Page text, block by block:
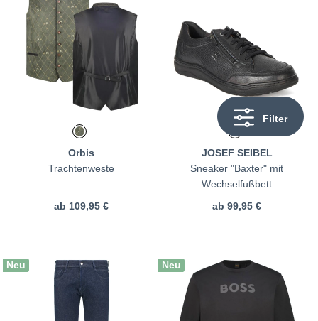
Filter
Orbis
Trachtenweste
ab 109,95 €
JOSEF SEIBEL
Sneaker "Baxter" mit
Wechselfußbett
ab 99,95 €
Neu Neu